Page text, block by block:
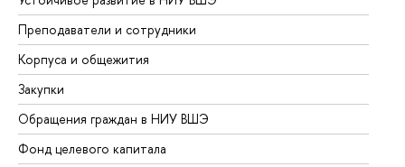
Преподаватели и сотрудники
Корпуса и общежития
Закупки
Обращения граждан в НИУ ВШЭ
Фонд целевого капитала